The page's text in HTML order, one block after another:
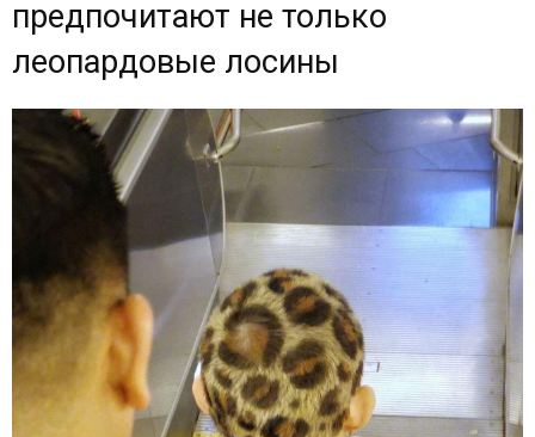
предпочитают не только
леопардовые лосины